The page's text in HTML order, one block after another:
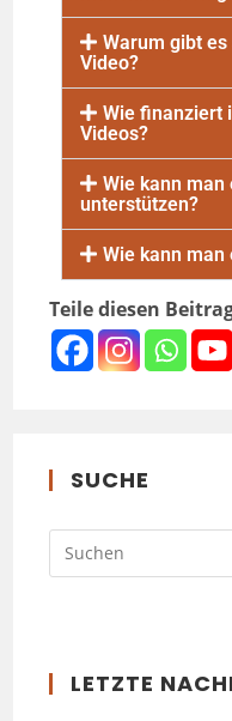
Warum gibt
Video?
Wie finanziert
Videos?
Wie kann
unterstützen?
Wie kann man
Teile diesen
SUCHE
LETZTE